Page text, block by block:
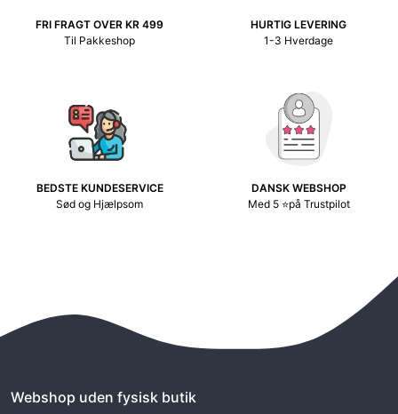
FRI FRAGT OVER KR 499
Til Pakkeshop
HURTIG LEVERING
1-3 Hverdage
BEDSTE KUNDESERVICE
Sød og Hjælpsom
DANSK WEBSHOP
Med 5 ⭐på Trustpilot
Webshop uden fysisk butik